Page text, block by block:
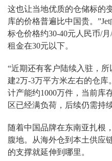
这也让当地优质的仓储标的
库的价格普遍比中国贵。
标仓价格约30-40元人民币/
租金在30元以下。
“近期还有客户陆续入驻，
建2万-3万平方米左右的仓库
计产能约1000万件，当前库
区已经满负荷，后续仍需持
随着中国品牌在东南亚扎根
腹地。从海外仓到本土供应
的支撑就延伸到哪里。